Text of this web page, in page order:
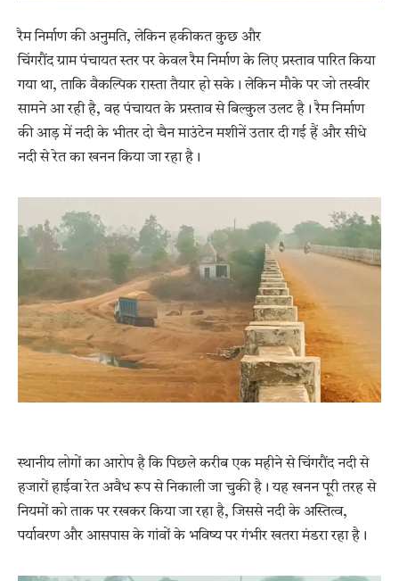
रैम निर्माण की अनुमति, लेकिन हकीकत कुछ और
चिंगरौंद ग्राम पंचायत स्तर पर केवल रैम निर्माण के लिए प्रस्ताव पारित किया
गया था, ताकि वैकल्पिक रास्ता तैयार हो सके। लेकिन मौके पर जो तस्वीर
सामने आ रही है, वह पंचायत के प्रस्ताव से बिल्कुल उलट है। रैम निर्माण
की आड़ में नदी के भीतर दो चैन माउंटेन मशीनें उतार दी गई हैं और सीधे
नदी से रेत का खनन किया जा रहा है।
स्थानीय लोगों का आरोप है कि पिछले करीब एक महीने से चिंगरौंद नदी से
हजारों हाईवा रेत अवैध रूप से निकाली जा चुकी है। यह खनन पूरी तरह से
नियमों को ताक पर रखकर किया जा रहा है, जिससे नदी के अस्तित्व,
पर्यावरण और आसपास के गांवों के भविष्य पर गंभीर खतरा मंडरा रहा है।